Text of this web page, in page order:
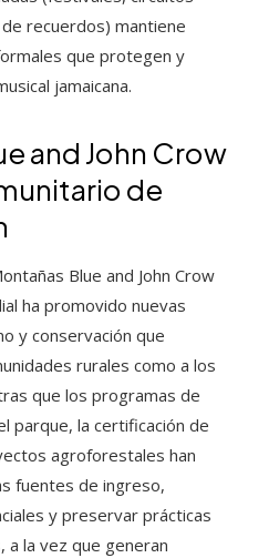
recuerdos) mantiene
que protegen y
jamaicana.
and John Crow
de
Blue and John Crow
ha promovido nuevas
y conservación que
rurales como a los
que los programas de
parque, la certificación de
agroforestales han
fuentes de ingreso,
y preservar prácticas
a la vez que generan